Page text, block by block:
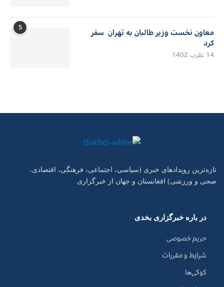
5
معاون نخست وزیر طالبان به تهران سفر
کرد
14 عقرب 1402
تازه‌ترین رویدادهای خبری (سیاسی، اجتماعی، فرهنگی، اقتصادی،
صحی و ورزشی) افغانستان و جهان از خبرگزاری
در باره خبرگزاری بخدی
حریم خصوصی
شرایط و مقررات
کوکی‌ها